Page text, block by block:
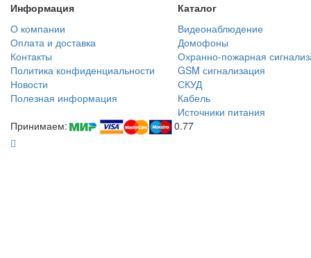
Информация
Каталог
О компании
Видеонаблюдение
Оплата и доставка
Домофоны
Контакты
Охранно-пожарная
Политика конфиденциальности
GSM сигнализация
Новости
СКУД
Полезная информация
Кабель
Источники питания
Принимаем:
0.77